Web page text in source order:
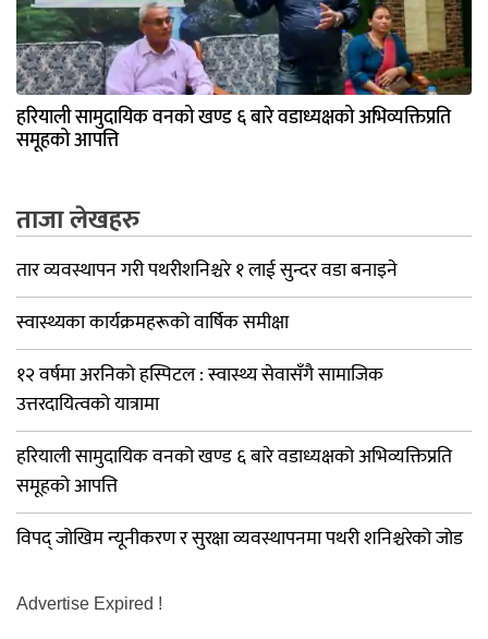
हरियाली सामुदायिक वनको खण्ड ६ बारे वडाध्यक्षको अभिव्यक्तिप्रति
समूहको आपत्ति
ताजा लेखहरु
तार व्यवस्थापन गरी पथरीशनिश्चरे १ लाई सुन्दर वडा बनाइने
स्वास्थ्यका कार्यक्रमहरूको वार्षिक समीक्षा
१२ वर्षमा अरनिको हस्पिटल : स्वास्थ्य सेवासँगै सामाजिक
उत्तरदायित्वको यात्रामा
हरियाली सामुदायिक वनको खण्ड ६ बारे वडाध्यक्षको अभिव्यक्तिप्रति
समूहको आपत्ति
विपद् जोखिम न्यूनीकरण र सुरक्षा व्यवस्थापनमा पथरी शनिश्चरेको जोड
Advertise Expired !